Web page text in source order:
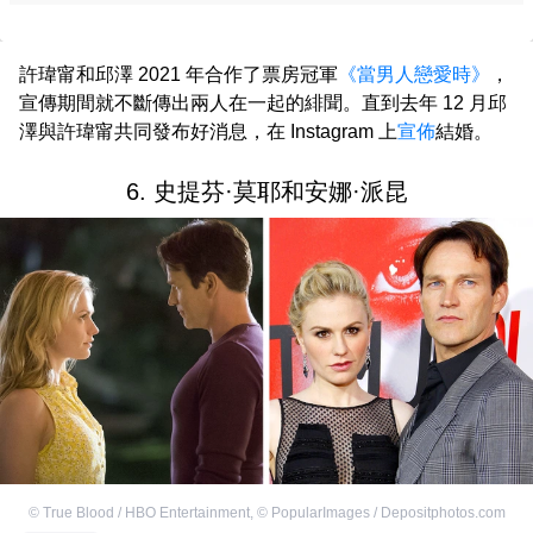
許瑋甯和邱澤 2021 年合作了票房冠軍 《當男人戀愛時》
，
宣傳期間就不斷傳出兩人在一起的緋聞。直到去年 12 月邱
澤與許瑋甯共同發布好消息，在 Instagram 上宣佈結婚。
6. 史提芬·莫耶和安娜·派昆
© True Blood / HBO Entertainment, © PopularImages / Depositphotos.com